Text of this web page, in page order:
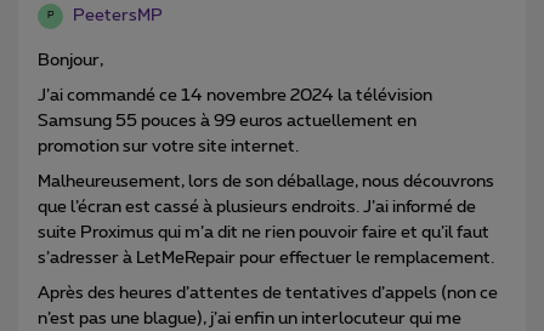
P PeetersMP
Bonjour,
J’ai commandé ce 14 novembre 2024 la télévision
Samsung 55 pouces à 99 euros actuellement en
promotion sur votre site internet.
Malheureusement, lors de son déballage, nous découvrons
que l’écran est cassé à plusieurs endroits. J’ai informé de
suite Proximus qui m’a dit ne rien pouvoir faire et qu’il faut
s’adresser à LetMeRepair pour effectuer le remplacement.
Après des heures d’attentes de tentatives d’appels (non ce
n’est pas une blague), j’ai enfin un interlocuteur qui me